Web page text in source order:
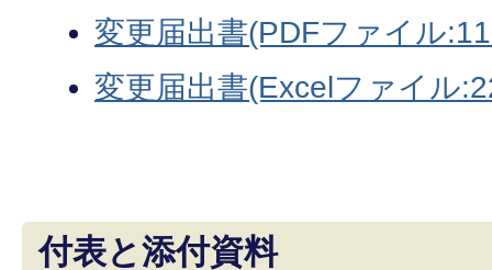
変更届出書(PDFファイル
変更届出書(Excelファイル
付表と添付資料